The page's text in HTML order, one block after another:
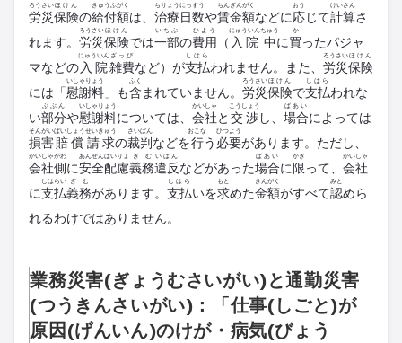
労災
ろうさい
保険
ほけん
の給付
きゅうふ
額
がく
は、 治療
ちりょう
日数
にっすう
や賃金
ちんぎん
額
がく
などに応
おう
じて計算
けいさん
さ
れます。 労災
ろうさい
保険
ほけん
では一部
いちぶ
の費用
ひよう
（ 入院
にゅういん
中
ちゅう
に買
か
ったパジャ
マなどの 入院
にゅういん
雑費
ざっぴ
など）が支払
しはら
われません。また、 労災
ろうさい
保険
ほけん
には「慰謝料
いしゃりょう
」も含
ふく
まれていません。 労災
ろうさい
保険
ほけん
で支払
しはら
われな
い部分
ぶぶん
や慰謝料
いしゃりょう
については、 会社
かいしゃ
と 交渉
こうしょう
し、 場合
ばあい
によっては
損害
そんがい
賠償
ばいしょう
請求
せいきゅう
の裁判
さいばん
などを行
おこな
う 必要
ひつよう
があります。ただし、
会社
かいしゃ
側
がわ
に安全
あんぜん
配慮
はいりょ
義務
ぎむ
違反
いはん
などがあった場合
ばあい
に限
かぎ
って、 会社
かいしゃ
に支払
しはらい
義務
ぎむ
があります。 支払
しはら
いを求
もと
めた金額
きんがく
がすべて認
みと
めら
れるわけではありません。
業務災害(ぎょうむさいがい)と通勤災害
(つうきんさいがい)：「仕事(しごと)が
原因(げんいん)のけが・病気(びょう